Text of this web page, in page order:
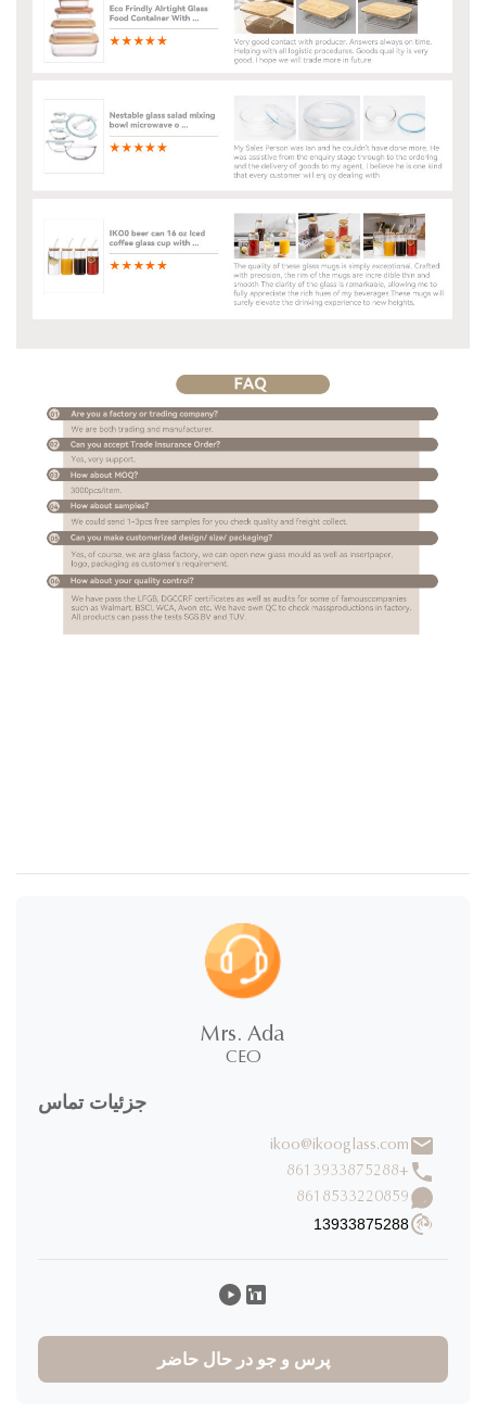
Mrs. Ada
CEO
جزئیات تماس
ikoo@ikooglass.com
8618533220859
13933875288
پرس و جو در حال حاضر